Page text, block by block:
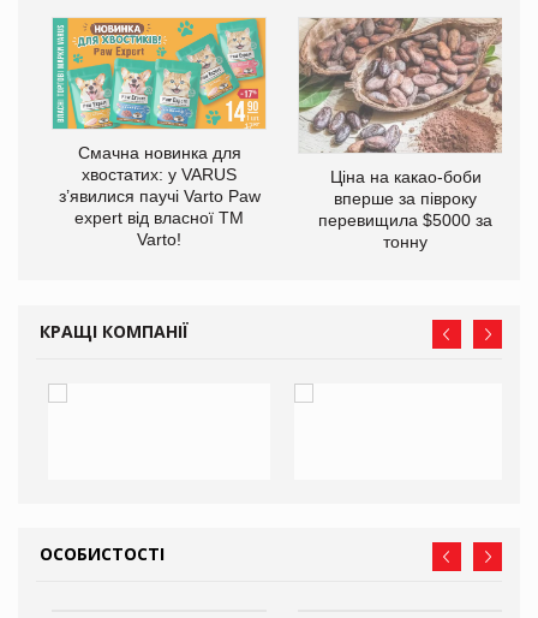
Смачна новинка для
хвостатих: у VARUS
з’явилися паучі Varto Paw
expert від власної ТМ
Varto!
Ціна на какао-боби
вперше за півроку
перевищила $5000 за
тонну
КРАЩІ КОМПАНІЇ
ОСОБИСТОСТІ